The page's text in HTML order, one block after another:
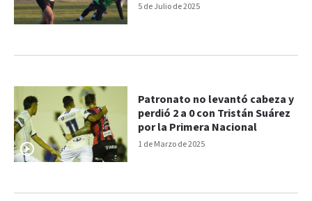
5 de Julio de 2025
1 de Marzo de 2025
Patronato no levantó cabeza y
perdió 2 a 0 con Tristán Suárez
por la Primera Nacional